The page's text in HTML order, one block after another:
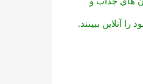
آنلاین ببینند.